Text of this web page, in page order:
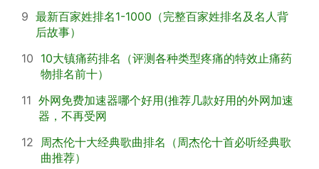
9 最新百家姓排名1-1000（完整百家姓排名及名人背
后故事）
10 10大镇痛药排名（评测各种类型疼痛的特效止痛药
物排名前十）
11 外网免费加速器哪个好用(推荐几款好用的外网加速
器，不再受网
12 周杰伦十大经典歌曲排名（周杰伦十首必听经典歌
曲推荐）